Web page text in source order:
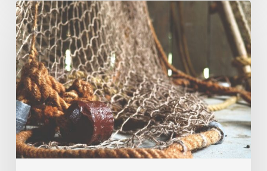
Komentár
k
textom
na
17.
nedeľu
v
období
cez
rok
„A“